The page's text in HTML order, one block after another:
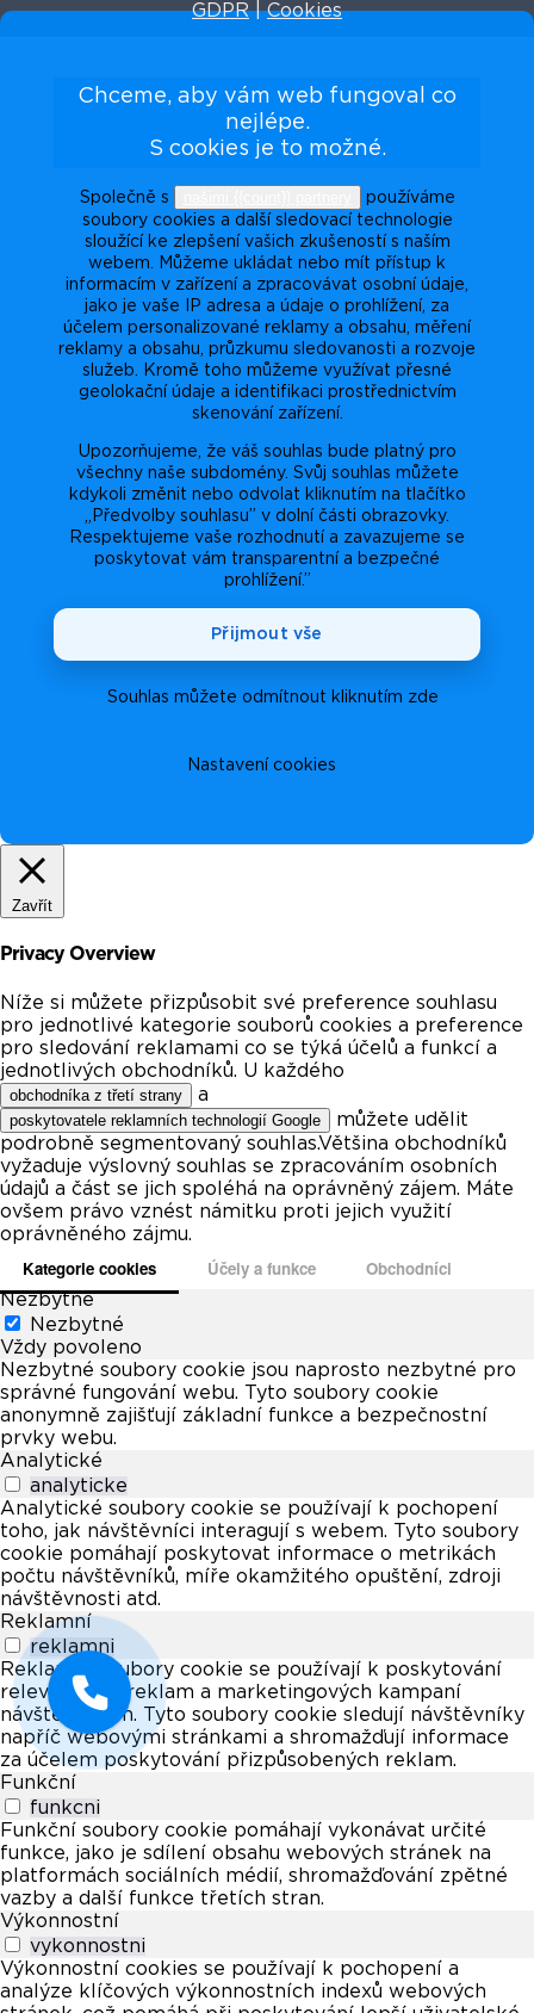
GDPR|Cookies
Chceme, aby vám web fungoval co
nejlépe.
S cookies je to možné.
Společně s
používáme
soubory cookies a další sledovací technologie
sloužící ke zlepšení vašich zkušeností s naším
webem. Můžeme ukládat nebo mít přístup k
informacím v zařízení a zpracovávat osobní údaje,
jako je vaše IP adresa a údaje o prohlížení, za
účelem personalizované reklamy a obsahu, měření
reklamy a obsahu, průzkumu sledovanosti a rozvoje
služeb. Kromě toho můžeme využívat přesné
geolokační údaje a identifikaci prostřednictvím
skenování zařízení.
Upozorňujeme, že váš souhlas bude platný pro
všechny naše subdomény. Svůj souhlas můžete
kdykoli změnit nebo odvolat kliknutím na tlačítko
„Předvolby souhlasu” v dolní části obrazovky.
Respektujeme vaše rozhodnutí a zavazujeme se
poskytovat vám transparentní a bezpečné
prohlížení.”
Nastavení cookies
Souhlas můžete odmítnout kliknutím zde
Přijmout vše
Zavřít
Privacy Overview
Níže si můžete přizpůsobit své preference souhlasu
pro jednotlivé kategorie souborů cookies a preference
pro sledování reklamami co se týká účelů a funkcí a
jednotlivých obchodníků. U každého
obchodníka z třetí strany a
poskytovatele reklamních technologií Google
můžete udělit
podrobně segmentovaný souhlas.Většina obchodníků
vyžaduje výslovný souhlas se zpracováním osobních
údajů a část se jich spoléhá na oprávněný zájem. Máte
ovšem právo vznést námitku proti jejich využití
oprávněného zájmu.
Kategorie cookies Účely a funkce Obchodníci
Nezbytné
Nezbytné
Vždy povoleno
Nezbytné soubory cookie jsou naprosto nezbytné pro
správné fungování webu. Tyto soubory cookie
anonymně zajišťují základní funkce a bezpečnostní
prvky webu.
Analytické
analyticke
Analytické soubory cookie se používají k pochopení
toho, jak návštěvníci interagují s webem. Tyto soubory
cookie pomáhají poskytovat informace o metrikách
počtu návštěvníků, míře okamžitého opuštění, zdroji
návštěvnosti atd.
Reklamní
reklamni
Reklamní soubory cookie se používají k poskytování
relevantních reklam a marketingových kampaní
návštěvníkům. Tyto soubory cookie sledují návštěvníky
napříč webovými stránkami a shromažďují informace
za účelem poskytování přizpůsobených reklam.
Funkční
funkcni
Funkční soubory cookie pomáhají vykonávat určité
funkce, jako je sdílení obsahu webových stránek na
platformách sociálních médií, shromažďování zpětné
vazby a další funkce třetích stran.
Výkonnostní
vykonnostni
Výkonnostní cookies se používají k pochopení a
analýze klíčových výkonnostních indexů webových